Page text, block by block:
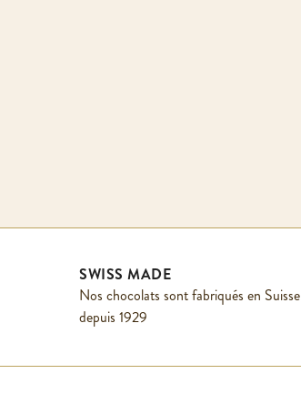
SWISS MADE
Nos chocolats sont fabriqués en Suisse
depuis 1929